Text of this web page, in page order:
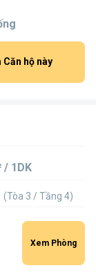
Căn hộ này
/ 1DK
(Tòa 3 / Tầng 4)
Xem Phòng